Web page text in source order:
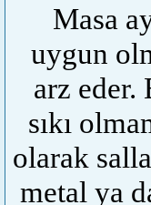
Masa
uygun
arz eder.
sıkı
olarak
metal ya